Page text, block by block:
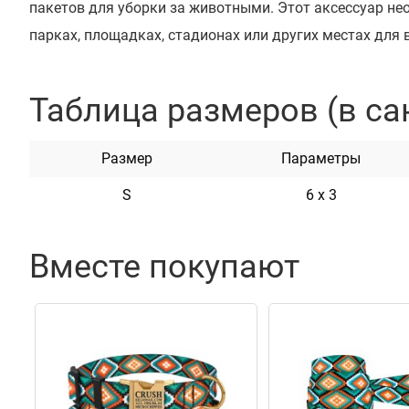
пакетов для уборки за животными. Этот аксессуар
парках, площадках, стадионах или других местах
замок молнии. Также сумка оснащена зажимом-
для быстрого доступа к пакетикам при
Доступна в трех дизайнах и в одном размере.
Таблица размеров (в
Размер Параметры
S 6 х 3
Вместе покупают